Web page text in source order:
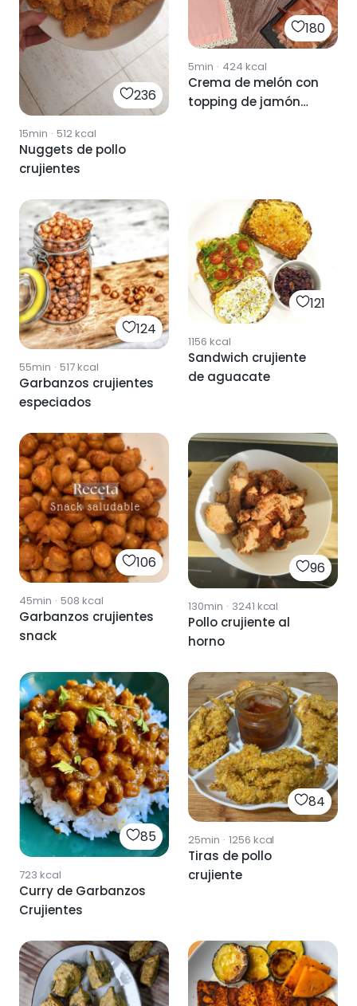
236
15min · 512kcal
Nuggets de pollo
crujientes
180
5min · 424 kcal
Crema de melón con
topping de jamón
124
55min · 517kcal
Garbanzos crujientes
especiados
121
1156 kcal
Sandwich crujiente
de aguacate
106
45min · 508 kcal
Garbanzos crujientes
snack
96
130min · 3241 kcal
Pollo crujiente al
horno
85
723 kcal
Curry de Garbanzos
Crujientes
84
25min · 1256 kcal
Tiras de pollo
crujiente